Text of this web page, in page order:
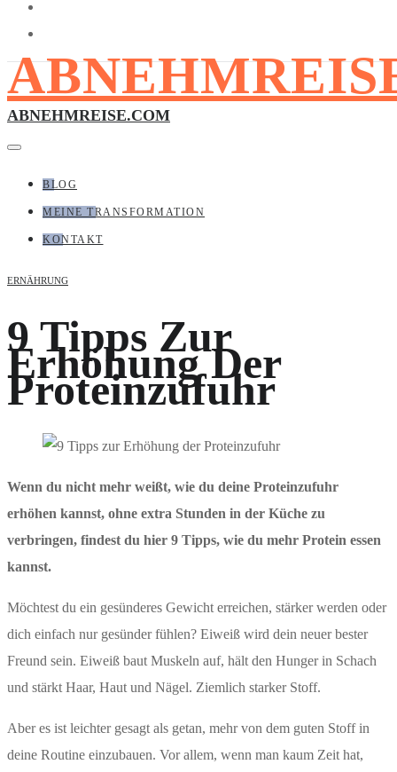
ABNEHMREISE.COM
BLOG
MEINE TRANSFORMATION
KONTAKT
ERNÄHRUNG
9 Tipps Zur
Erhöhung Der
Proteinzufuhr
Wenn du nicht mehr weißt, wie du deine Proteinzufuhr
erhöhen kannst, ohne extra Stunden in der Küche zu
verbringen, findest du hier 9 Tipps, wie du mehr Protein essen
kannst.
Möchtest du ein gesünderes Gewicht erreichen, stärker werden oder
dich einfach nur gesünder fühlen? Eiweiß wird dein neuer bester
Freund sein. Eiweiß baut Muskeln auf, hält den Hunger in Schach
und stärkt Haar, Haut und Nägel. Ziemlich starker Stoff.
Aber es ist leichter gesagt als getan, mehr von dem guten Stoff in
deine Routine einzubauen. Vor allem, wenn man kaum Zeit hat,